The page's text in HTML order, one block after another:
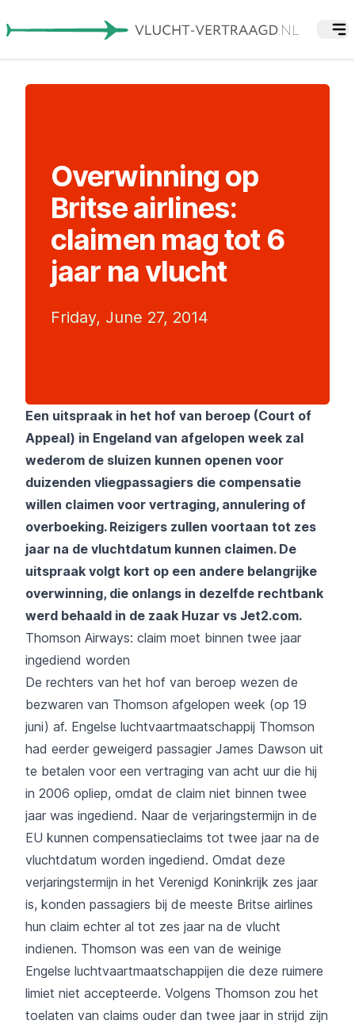
Overwinning op
Britse airlines:
claimen mag tot 6
jaar na vlucht
Friday, June 27, 2014
Een uitspraak in het hof van beroep (Court of
Appeal) in Engeland van afgelopen week zal
wederom de sluizen kunnen openen voor
duizenden vliegpassagiers die compensatie
willen claimen voor vertraging, annulering of
overboeking. Reizigers zullen voortaan tot zes
jaar na de vluchtdatum kunnen claimen. De
uitspraak volgt kort op een andere belangrijke
overwinning, die onlangs in dezelfde rechtbank
werd behaald in de zaak Huzar vs Jet2.com.
Thomson Airways: claim moet binnen twee jaar
ingediend worden
De rechters van het hof van beroep wezen de
bezwaren van Thomson afgelopen week (op 19
juni) af. Engelse luchtvaartmaatschappij Thomson
had eerder geweigerd passagier James Dawson uit
te betalen voor een vertraging van acht uur die hij
in 2006 opliep, omdat de claim niet binnen twee
jaar was ingediend. Naar de verjaringstermijn in de
EU kunnen compensatieclaims tot twee jaar na de
vluchtdatum worden ingediend. Omdat deze
verjaringstermijn in het Verenigd Koninkrijk zes jaar
is, konden passagiers bij de meeste Britse airlines
hun claim echter al tot zes jaar na de vlucht
indienen. Thomson was een van de weinige
Engelse luchtvaartmaatschappijen die deze ruimere
limiet niet accepteerde. Volgens Thomson zou het
toelaten van claims ouder dan twee jaar in strijd zijn